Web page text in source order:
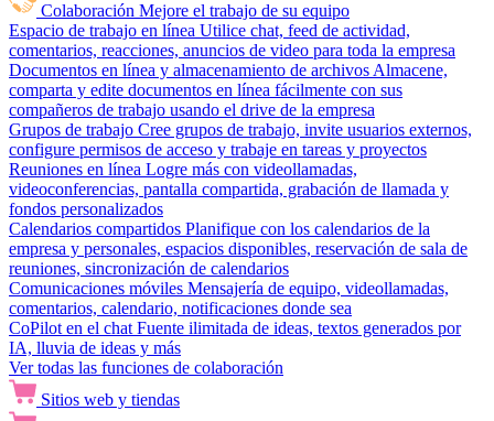
Colaboración Mejore el trabajo de su equipo
Espacio de trabajo en línea Utilice chat, feed de actividad,
comentarios, reacciones, anuncios de video para toda la empresa
Documentos en línea y almacenamiento de archivos Almacene,
comparta y edite documentos en línea fácilmente con sus
compañeros de trabajo usando el drive de la empresa
Grupos de trabajo Cree grupos de trabajo, invite usuarios externos,
configure permisos de acceso y trabaje en tareas y proyectos
Reuniones en línea Logre más con videollamadas,
videoconferencias, pantalla compartida, grabación de llamada y
fondos personalizados
Calendarios compartidos Planifique con los calendarios de la
empresa y personales, espacios disponibles, reservación de sala de
reuniones, sincronización de calendarios
Comunicaciones móviles Mensajería de equipo, videollamadas,
comentarios, calendario, notificaciones donde sea
CoPilot en el chat Fuente ilimitada de ideas, textos generados por
IA, lluvia de ideas y más
Ver todas las funciones de colaboración
Sitios web y tiendas